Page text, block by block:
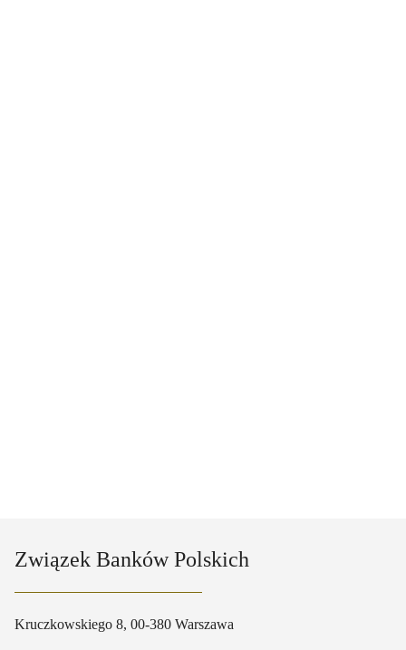
Związek Banków Polskich
Kruczkowskiego 8, 00-380 Warszawa